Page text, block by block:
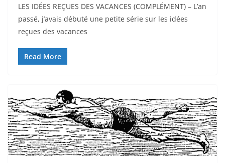
LES IDÉES REÇUES DES VACANCES (COMPLÉMENT) – L’an
passé, j’avais débuté une petite série sur les idées
reçues des vacances
Read More